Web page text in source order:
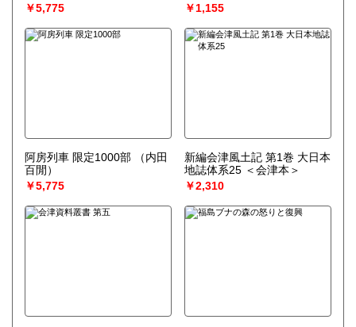
￥5,775
￥1,155
阿房列車 限定1000部
（内田
百閒）
￥5,775
新編会津風土記 第1巻 大日本
地誌体系25 ＜会津本＞
￥2,310